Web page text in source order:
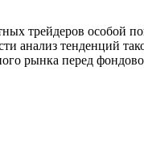
трейдеров особой
тенденций
рынка перед